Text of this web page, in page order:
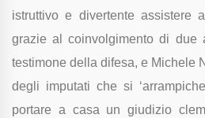
istruttivo e divertente assistere
grazie al coinvolgimento di due
testimone della difesa, e Michele
degli imputati che si
portare a casa un giudizio